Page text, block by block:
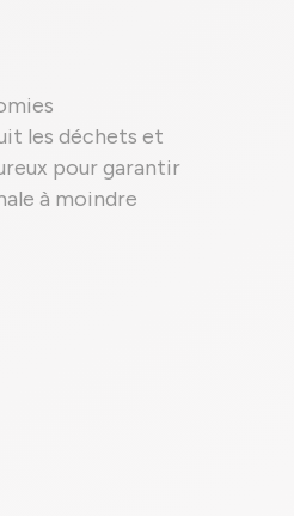
les déchets et
pour garantir
à moindre